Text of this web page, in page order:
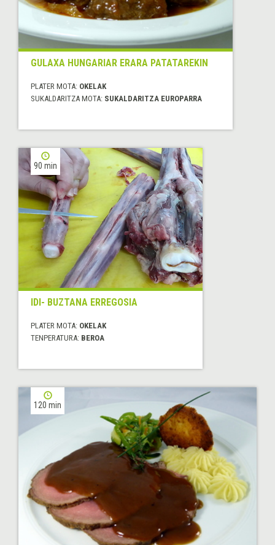
GULAXA HUNGARIAR ERARA PATATAREKIN
PLATER MOTA: OKELAK
SUKALDARITZA MOTA: SUKALDARITZA EUROPARRA
90 min
IDI- BUZTANA ERREGOSIA
PLATER MOTA: OKELAK
TENPERATURA: BEROA
120 min